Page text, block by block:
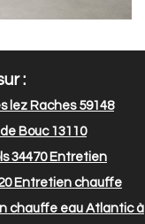
:
lez Raches 59148
Bouc 13110
34470Entretien
Entretien chauffe
chauffe eau Atlantic à